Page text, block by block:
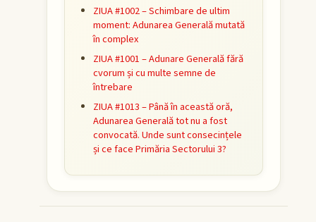
ZIUA #1002 – Schimbare de ultim
moment: Adunarea Generală mutată
în complex
ZIUA #1001 – Adunare Generală fără
cvorum și cu multe semne de
întrebare
ZIUA #1013 – Până în această oră,
Adunarea Generală tot nu a fost
convocată. Unde sunt consecințele
și ce face Primăria Sectorului 3?